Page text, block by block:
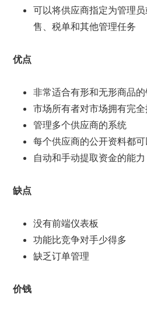
可以将供应商指定为管理
售、税单和其他管理任务
优点
非常适合有形和无形商品
市场所有者对市场拥有完
管理多个供应商的系统
每个供应商的公开资料都
自动和手动提取资金的能力
缺点
没有前端仪表板
功能比竞争对手少得多
缺乏订单管理
价钱